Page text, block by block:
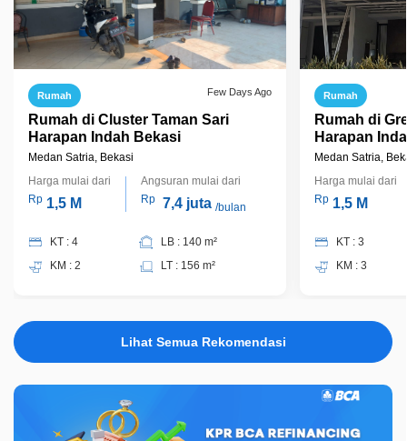
Rumah Few Days Ago
Rumah di Cluster Taman Sari
Harapan Indah Bekasi
Medan Satria, Bekasi
Harga mulai dari
Rp 1,5 M
Angsuran mulai dari
Rp 7,4 juta /bulan
KT : 4
KM : 2
LB : 140 m²
LT : 156 m²
Rumah
Rumah di
Harapan
Medan Satria,
Harga mulai dari
Rp 1,5 M
KT : 3
KM : 3
Lihat Semua Rekomendasi